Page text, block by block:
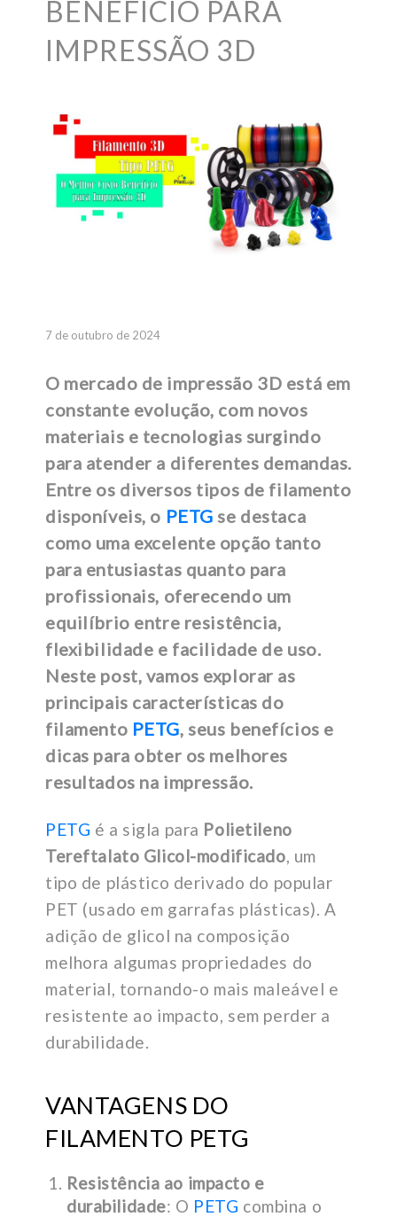
BENEFÍCIO PARA
IMPRESSÃO 3D
7 de outubro de 2024
O mercado de impressão 3D está em
constante evolução, com novos
materiais e tecnologias surgindo
para atender a diferentes demandas.
Entre os diversos tipos de filamento
disponíveis, o PETG se destaca
como uma excelente opção tanto
para entusiastas quanto para
profissionais, oferecendo um
equilíbrio entre resistência,
flexibilidade e facilidade de uso.
Neste post, vamos explorar as
principais características do
filamento PETG, seus benefícios e
dicas para obter os melhores
resultados na impressão.
PETG é a sigla para Polietileno
Tereftalato Glicol-modificado, um
tipo de plástico derivado do popular
PET (usado em garrafas plásticas). A
adição de glicol na composição
melhora algumas propriedades do
material, tornando-o mais maleável e
resistente ao impacto, sem perder a
durabilidade.
VANTAGENS DO
FILAMENTO PETG
Resistência ao impacto e
durabilidade: O PETG combina o